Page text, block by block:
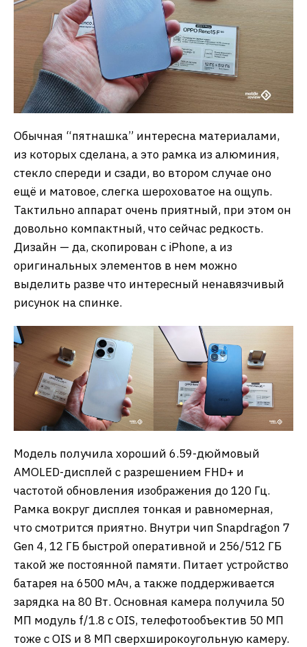
Обычная “пятнашка” интересна материалами,
из которых сделана, а это рамка из алюминия,
стекло спереди и сзади, во втором случае оно
ещё и матовое, слегка шероховатое на ощупь.
Тактильно аппарат очень приятный, при этом он
довольно компактный, что сейчас редкость.
Дизайн — да, скопирован с iPhone, а из
оригинальных элементов в нем можно
выделить разве что интересный ненавязчивый
рисунок на спинке.
Модель получила хороший 6.59-дюймовый
AMOLED-дисплей с разрешением FHD+ и
частотой обновления изображения до 120 Гц.
Рамка вокруг дисплея тонкая и равномерная,
что смотрится приятно. Внутри чип Snapdragon 7
Gen 4, 12 ГБ быстрой оперативной и 256/512 ГБ
такой же постоянной памяти. Питает устройство
батарея на 6500 мАч, а также поддерживается
зарядка на 80 Вт. Основная камера получила 50
МП модуль f/1.8 с OIS, телефотообъектив 50 МП
тоже с OIS и 8 МП сверхширокоугольную камеру.